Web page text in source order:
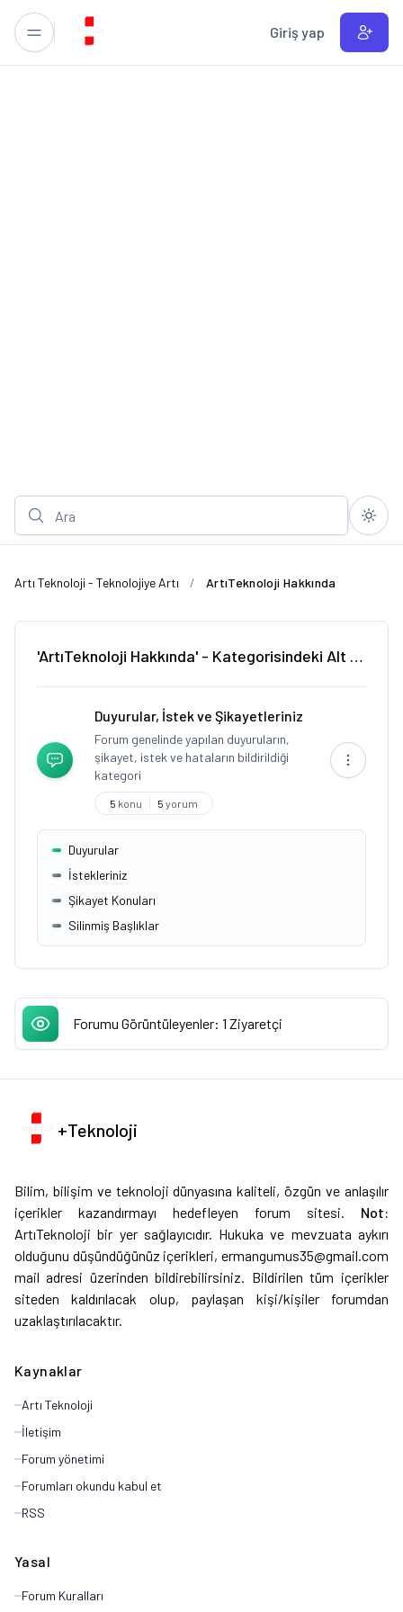
Ana içeriğe geç Giriş yap
Artı Teknoloji - Teknolojiye Artı ArtıTeknoloji Hakkında
'ArtıTeknoloji Hakkında' - Kategorisindeki Alt Forumlar
Duyurular, İstek ve Şikayetleriniz
Forum genelinde yapılan duyuruların,
şikayet, istek ve hataların bildirildiği
kategori
5 konu 5 yorum
Alt Forumlar:
Duyurular
İstekleriniz
Şikayet Konuları
Silinmiş Başlıklar
Forumu Görüntüleyenler: 1 Ziyaretçi
+Teknoloji
Bilim, bilişim ve teknoloji dünyasına kaliteli, özgün ve anlaşılır
içerikler kazandırmayı hedefleyen forum sitesi. Not:
ArtıTeknoloji bir yer sağlayıcıdır. Hukuka ve mevzuata aykırı
olduğunu düşündüğünüz içerikleri, ermangumus35@gmail.com
mail adresi üzerinden bildirebilirsiniz. Bildirilen tüm içerikler
siteden kaldırılacak olup, paylaşan kişi/kişiler forumdan
uzaklaştırılacaktır.
Kaynaklar
Artı Teknoloji
İletişim
Forum yönetimi
Forumları okundu kabul et
RSS
Yasal
Forum Kuralları